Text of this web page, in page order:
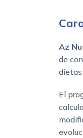
Az
de
dietas
El